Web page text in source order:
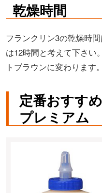
乾燥時間
フランクリン3の乾燥時
は12時間と考えて下さい
トブラウンに変わります。
定番おすす
プレミアム